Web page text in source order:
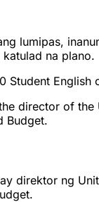
lumipas,
na plano.
Student English
director of the
Budget.
direktor ng